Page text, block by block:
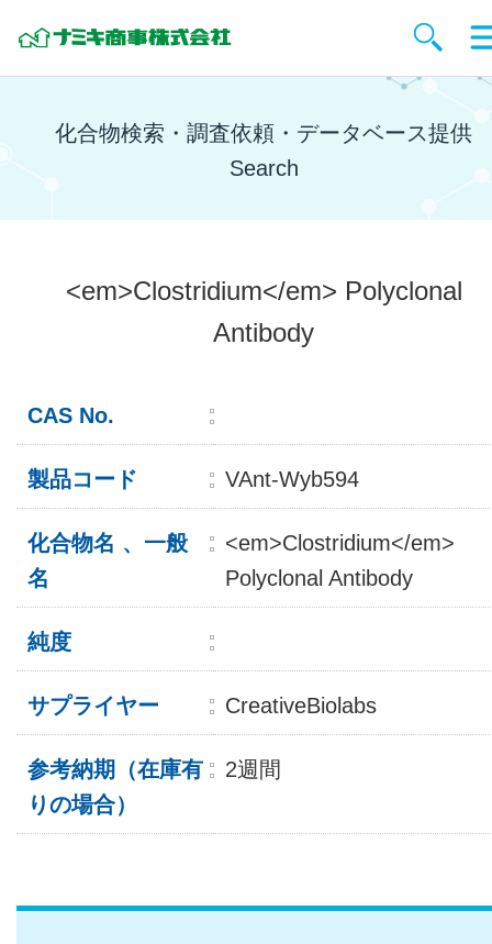
化合物検索・調査依頼・データベース提供
Search
<em>Clostridium</em> Polyclonal
Antibody
CAS No.
製品コード VAnt-Wyb594
化合物名 、一般
名
<em>Clostridium</em>
Polyclonal Antibody
純度
サプライヤー CreativeBiolabs
参考納期（在庫有
りの場合）
2週間